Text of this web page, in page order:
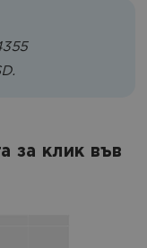
за клик във